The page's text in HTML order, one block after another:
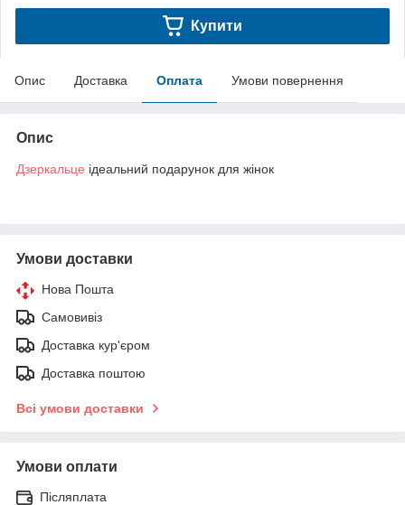
Купити
Опис Доставка Оплата Умови повернення
Опис
Дзеркальце ідеальний подарунок для жінок
Умови доставки
Нова Пошта
Самовивіз
Доставка кур'єром
Доставка поштою
Всі умови доставки
Умови оплати
Післяплата